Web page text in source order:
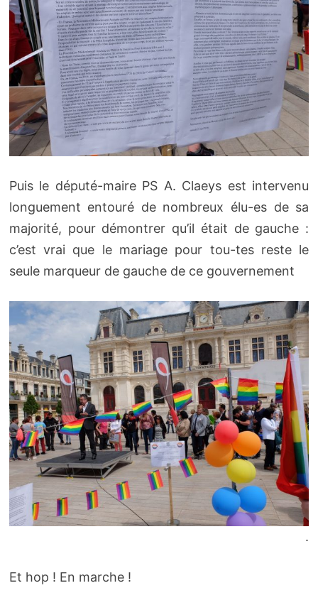
Puis le député-maire PS A. Claeys est intervenu
longuement entouré de nombreux élu-es de sa
majorité, pour démontrer qu’il était de gauche :
c’est vrai que le mariage pour tou-tes reste le
seule marqueur de gauche de ce gouvernement
.
Et hop ! En marche !